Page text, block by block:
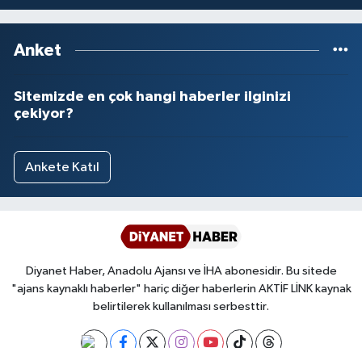
Anket
Sitemizde en çok hangi haberler ilginizi
çekiyor?
Ankete Katıl
Diyanet Haber, Anadolu Ajansı ve İHA abonesidir. Bu sitede
"ajans kaynaklı haberler" hariç diğer haberlerin AKTİF LİNK kaynak
belirtilerek kullanılması serbesttir.